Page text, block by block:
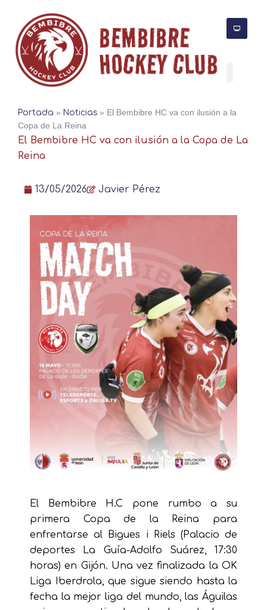
contenido
Portada » Noticias » El Bembibre HC va con ilusión a la
Copa de La Reina
El Bembibre HC va con ilusión a la Copa de La
Reina
13/05/2026 Javier Pérez
El Bembibre H.C pone rumbo a su
primera Copa de la Reina para
enfrentarse al Bigues i Riels (Palacio de
deportes La Guía-Adolfo Suárez, 17:30
horas) en Gijón. Una vez finalizada la OK
Liga Iberdrola, que sigue siendo hasta la
fecha la mejor liga del mundo, las Águilas